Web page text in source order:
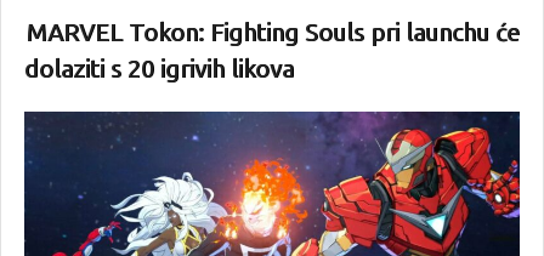
MARVEL Tokon: Fighting Souls pri launchu će
dolaziti s 20 igrivih likova